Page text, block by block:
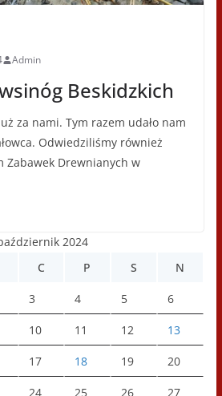
Admin
Beskidzkich
za nami. Tym razem udało nam
Odwiedziliśmy również
Zabawek Drewnianych w
2024
C P S N
3 4 5 6
10 11 12 13
17 18 19 20
24 25 26 27